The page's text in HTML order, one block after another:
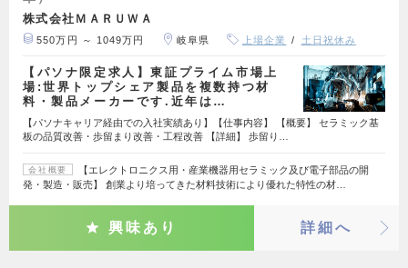
株式会社ＭＡＲＵＷＡ
550万円 ～ 1049万円 岐阜県 上場企業 土日祝休み
【パソナ限定求人】東証プライム市場上
場:世界トップシェア製品を複数持つ材
料・製品メーカーです.近年は…
【パソナキャリア経由での入社実績あり】【仕事内容】 【概要】 セラミック基
板の品質改善・歩留まり改善・工程改善 【詳細】 歩留り…
会社概要
【エレクトロニクス用・産業機器用セラミック及び電子部品の開
発・製造・販売】 創業より培ってきた材料技術により優れた特性の材…
興味あり 詳細へ